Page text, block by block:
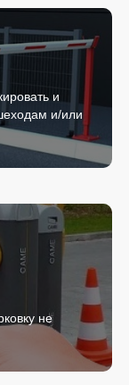
и
и/или
не